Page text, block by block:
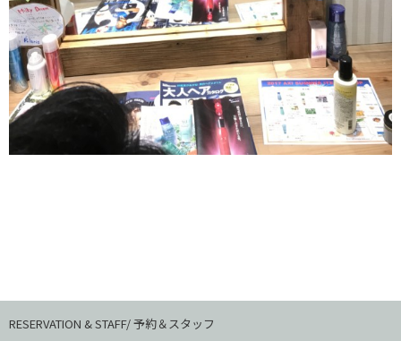
RESERVATION & STAFF/ 予約＆スタッフ